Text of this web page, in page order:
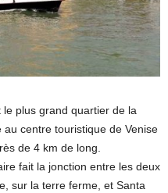
plus grand quartier de la
centre touristique de Venise
de 4 km de long.
fait la jonction entre les deux
sur la terre ferme, et Santa